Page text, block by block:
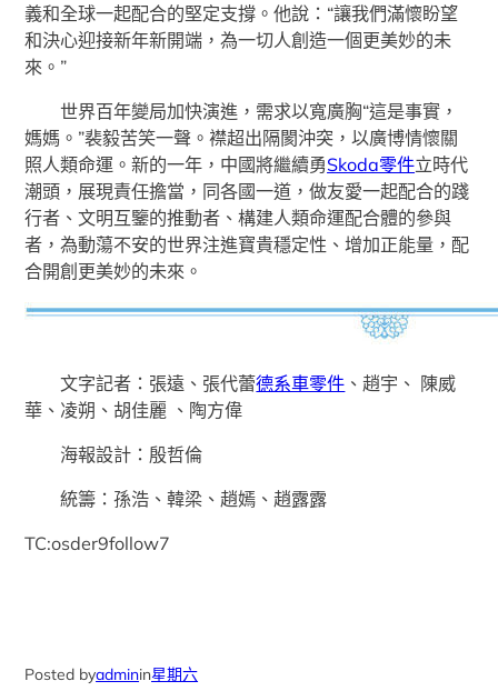
義和全球一起配合的堅定支撐。他說：“讓我們滿懷盼望
和決心迎接新年新開端，為一切人創造一個更美妙的未
來。”
世界百年變局加快演進，需求以寬廣胸“這是事實，
媽媽。”裴毅苦笑一聲。襟超出隔閡沖突，以廣博情懷關
照人類命運。新的一年，中國將繼續勇Skoda零件立時代
潮頭，展現責任擔當，同各國一道，做友愛一起配合的踐
行者、文明互鑒的推動者、構建人類命運配合體的參與
者，為動蕩不安的世界注進寶貴穩定性、增加正能量，配
合開創更美妙的未來。
文字記者：張遠、張代蕾德系車零件 、趙宇、 陳威
華、凌朔、胡佳麗 、陶方偉
海報設計：殷哲倫
統籌：孫浩、韓梁、趙嫣、趙露露
TC:osder9follow7
Posted byadminin星期六